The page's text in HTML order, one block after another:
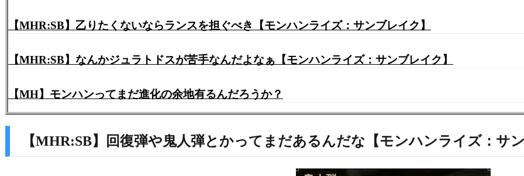
【MHR:SB】乙りたくないならランスを担ぐべき【モンハンライズ：サンブレイク】
【MHR:SB】なんかジュラトドスが苦手なんだよなぁ【モンハンライズ：サンブレイク】
【MH】モンハンってまだ進化の余地有るんだろうか？
【MHR:SB】回復弾や鬼人弾とかってまだあるんだな【モンハンライズ：サン